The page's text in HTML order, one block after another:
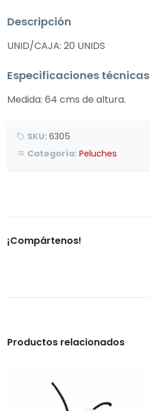
Descripción
UNID/CAJA: 20 UNIDS
Especificaciones técnicas
Medida: 64 cms de altura.
SKU: 6305
Categoría: Peluches
¡Compártenos!
Productos relacionados